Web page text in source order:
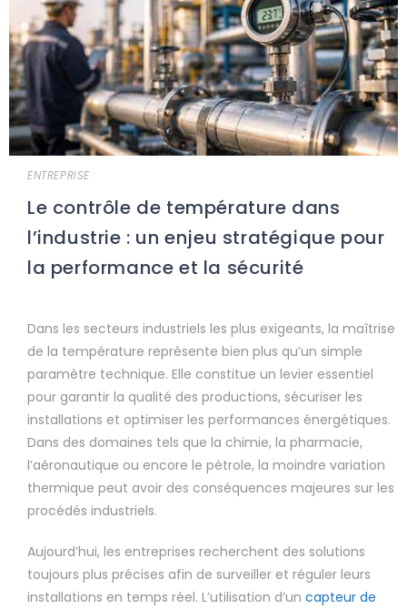
ENTREPRISE
Le contrôle de température dans
l’industrie : un enjeu stratégique pour
la performance et la sécurité
Dans les secteurs industriels les plus exigeants, la maîtrise
de la température représente bien plus qu’un simple
paramètre technique. Elle constitue un levier essentiel
pour garantir la qualité des productions, sécuriser les
installations et optimiser les performances énergétiques.
Dans des domaines tels que la chimie, la pharmacie,
l’aéronautique ou encore le pétrole, la moindre variation
thermique peut avoir des conséquences majeures sur les
procédés industriels.
Aujourd’hui, les entreprises recherchent des solutions
toujours plus précises afin de surveiller et réguler leurs
installations en temps réel. L’utilisation d’un capteur de